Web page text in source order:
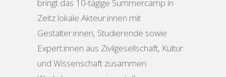
bringt das 10-tägige Summercamp in
Zeitz lokale Akteur:innen mit
Gestalter:innen, Studierende sowie
Expert:innen aus Zivilgesellschaft, Kultur
und Wissenschaft zusammen.